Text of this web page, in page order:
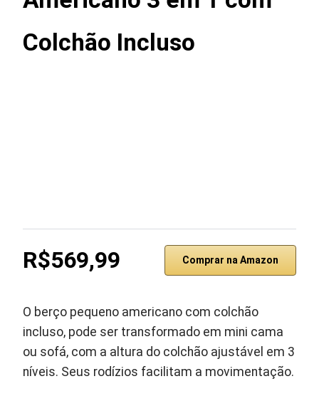
Colchão Incluso
R$569,99 Comprar na Amazon
O berço pequeno americano com colchão
incluso, pode ser transformado em mini cama
ou sofá, com a altura do colchão ajustável em 3
níveis. Seus rodízios facilitam a movimentação.